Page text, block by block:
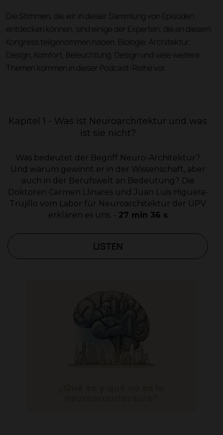
Die Stimmen, die wir in dieser Sammlung von Episoden
entdecken können, sind einige der Experten, die an diesem
Kongress teilgenommen haben. Biologie, Architektur,
Design, Komfort, Beleuchtung, Design und viele weitere
Themen kommen in dieser Podcast-Reihe vor.
Kapitel 1 - Was ist Neuroarchitektur und was
ist sie nicht?
Was bedeutet der Begriff Neuro-Architektur?
Und warum gewinnt er in der Wissenschaft, aber
auch in der Berufswelt an Bedeutung? Die
Doktoren Carmen Llinares und Juan Luis Higuera-
Trujillo vom Labor für Neuroarchitektur der UPV
erklären es uns. - 27 min 36 s
LISTEN